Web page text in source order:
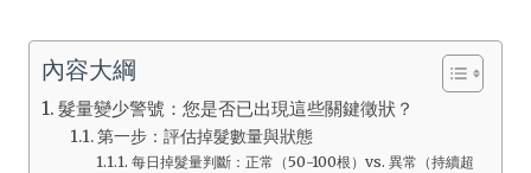
內容大綱
髮量變少警號：您是否已出現這些關鍵徵狀？
第一步：評估掉髮數量與狀態
每日掉髮量判斷：正常（50-100根）vs. 異常（持續超